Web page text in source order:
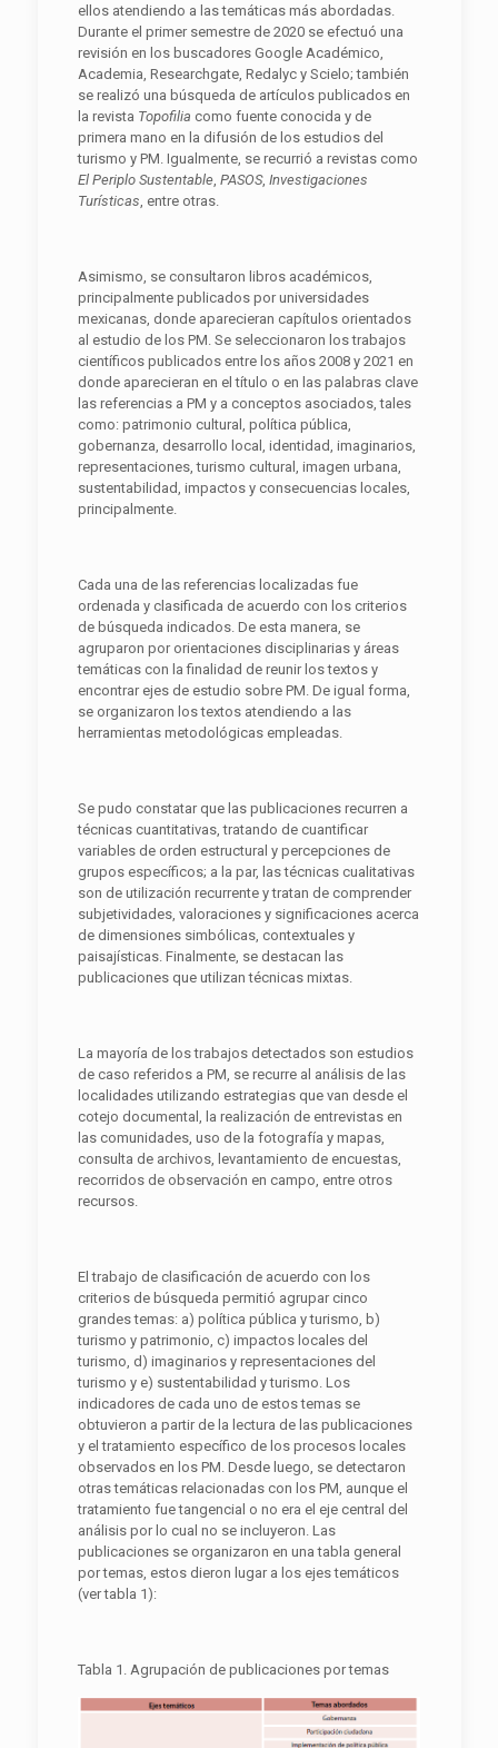
ellos atendiendo a las temáticas más abordadas.
Durante el primer semestre de 2020 se efectuó una
revisión en los buscadores Google Académico,
Academia, Researchgate, Redalyc y Scielo; también
se realizó una búsqueda de artículos publicados en
la revista Topofilia como fuente conocida y de
primera mano en la difusión de los estudios del
turismo y PM. Igualmente, se recurrió a revistas como
El Periplo Sustentable, PASOS, Investigaciones
Turísticas , entre otras.
Asimismo, se consultaron libros académicos,
principalmente publicados por universidades
mexicanas, donde aparecieran capítulos orientados
al estudio de los PM. Se seleccionaron los trabajos
científicos publicados entre los años 2008 y 2021 en
donde aparecieran en el título o en las palabras clave
las referencias a PM y a conceptos asociados, tales
como: patrimonio cultural, política pública,
gobernanza, desarrollo local, identidad, imaginarios,
representaciones, turismo cultural, imagen urbana,
sustentabilidad, impactos y consecuencias locales,
principalmente.
Cada una de las referencias localizadas fue
ordenada y clasificada de acuerdo con los criterios
de búsqueda indicados. De esta manera, se
agruparon por orientaciones disciplinarias y áreas
temáticas con la finalidad de reunir los textos y
encontrar ejes de estudio sobre PM. De igual forma,
se organizaron los textos atendiendo a las
herramientas metodológicas empleadas.
Se pudo constatar que las publicaciones recurren a
técnicas cuantitativas, tratando de cuantificar
variables de orden estructural y percepciones de
grupos específicos; a la par, las técnicas cualitativas
son de utilización recurrente y tratan de comprender
subjetividades, valoraciones y significaciones acerca
de dimensiones simbólicas, contextuales y
paisajísticas. Finalmente, se destacan las
publicaciones que utilizan técnicas mixtas.
La mayoría de los trabajos detectados son estudios
de caso referidos a PM, se recurre al análisis de las
localidades utilizando estrategias que van desde el
cotejo documental, la realización de entrevistas en
las comunidades, uso de la fotografía y mapas,
consulta de archivos, levantamiento de encuestas,
recorridos de observación en campo, entre otros
recursos.
El trabajo de clasificación de acuerdo con los
criterios de búsqueda permitió agrupar cinco
grandes temas: a) política pública y turismo, b)
turismo y patrimonio, c) impactos locales del
turismo, d) imaginarios y representaciones del
turismo y e) sustentabilidad y turismo. Los
indicadores de cada uno de estos temas se
obtuvieron a partir de la lectura de las publicaciones
y el tratamiento específico de los procesos locales
observados en los PM. Desde luego, se detectaron
otras temáticas relacionadas con los PM, aunque el
tratamiento fue tangencial o no era el eje central del
análisis por lo cual no se incluyeron. Las
publicaciones se organizaron en una tabla general
por temas, estos dieron lugar a los ejes temáticos
(ver tabla 1):
Tabla 1. Agrupación de publicaciones por temas